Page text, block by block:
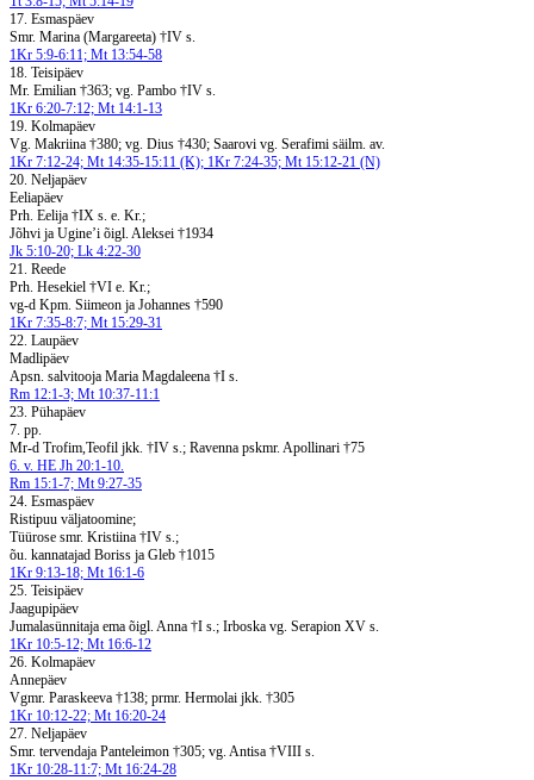
17. Esmaspäev
Smr. Marina (Margareeta) †IV s.
1Kr 5:9-6:11; Mt 13:54-58
18. Teisipäev
Mr. Emilian †363; vg. Pambo †IV s.
1Kr 6:20-7:12; Mt 14:1-13
19. Kolmapäev
Vg. Makriina †380; vg. Dius †430; Saarovi vg. Serafimi säilm. av.
1Kr 7:12-24; Mt 14:35-15:11 (K); 1Kr 7:24-35; Mt 15:12-21 (N)
20. Neljapäev
Eeliapäev
Prh. Eelija †IX s. e. Kr.;
Jõhvi ja Ugine’i õigl. Aleksei †1934
Jk 5:10-20; Lk 4:22-30
21. Reede
Prh. Hesekiel †VI e. Kr.;
vg-d Kpm. Siimeon ja Johannes †590
1Kr 7:35-8:7; Mt 15:29-31
22. Laupäev
Madlipäev
Apsn. salvitooja Maria Magdaleena †I s.
Rm 12:1-3; Mt 10:37-11:1
23. Pühapäev
7. pp.
Mr-d Trofim,Teofil jkk. †IV s.; Ravenna pskmr. Apollinari †75
6. v. HE Jh 20:1-10.
Rm 15:1-7; Mt 9:27-35
24. Esmaspäev
Ristipuu väljatoomine;
Tüürose smr. Kristiina †IV s.;
õu. kannatajad Boriss ja Gleb †1015
1Kr 9:13-18; Mt 16:1-6
25. Teisipäev
Jaagupipäev
Jumalasünnitaja ema õigl. Anna †I s.; Irboska vg. Serapion XV s.
1Kr 10:5-12; Mt 16:6-12
26. Kolmapäev
Annepäev
Vgmr. Paraskeeva †138; prmr. Hermolai jkk. †305
1Kr 10:12-22; Mt 16:20-24
27. Neljapäev
Smr. tervendaja Panteleimon †305; vg. Antisa †VIII s.
1Kr 10:28-11:7; Mt 16:24-28